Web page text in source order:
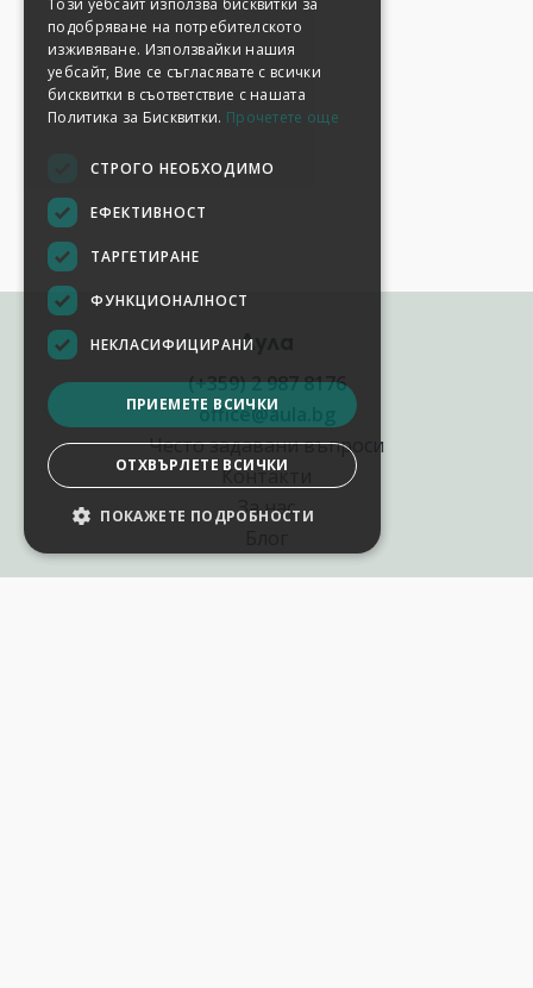
Аула
(+359) 2 987 8176
office@aula.bg
Често задавани въпроси
Контакти
За нас
Този уебсайт използва бисквитки за
подобряване на потребителското
изживяване. Използвайки нашия
уебсайт, Вие се съгласявате с всички
бисквитки в съответствие с нашата
Политика за Бисквитки. Прочетете още
СТРОГО НЕОБХОДИМО
ЕФЕКТИВНОСТ
ТАРГЕТИРАНЕ
ФУНКЦИОНАЛНОСТ
НЕКЛАСИФИЦИРАНИ
ПРИЕМЕТЕ ВСИЧКИ
ОТХВЪРЛЕТЕ ВСИЧКИ
ПОКАЖЕТЕ ПОДРОБНОСТИ